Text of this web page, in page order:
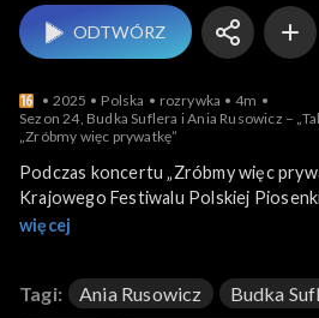
ODTWÓRZ
2025 Polska rozrywka
4m
Sezon 24, Budka Suflera i Ania Rusowicz –
„Zróbmy więc prywatkę”
Podczas koncertu „Zróbmy więc
Krajowego Festiwalu Polskiej
w piosence „Takie Tango” wspierała
TVP1, TVP Polonia oraz TVP VOD.
więcej
Tagi: Ania Rusowicz Budka